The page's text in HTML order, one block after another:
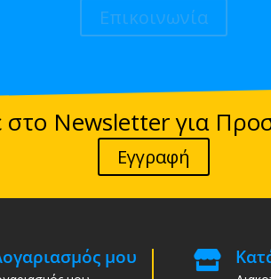
Επικοινωνία
στο Newsletter για
Εγγραφή
μου 